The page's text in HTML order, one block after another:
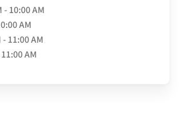
- 10:00 AM
AM
- 11:00 AM
AM